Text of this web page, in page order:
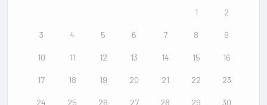
1 2
3 4 5 6 7 8 9
10 11 12 13 14 15 16
17 18 19 20 21 22 23
24 25 26 27 28 29 30